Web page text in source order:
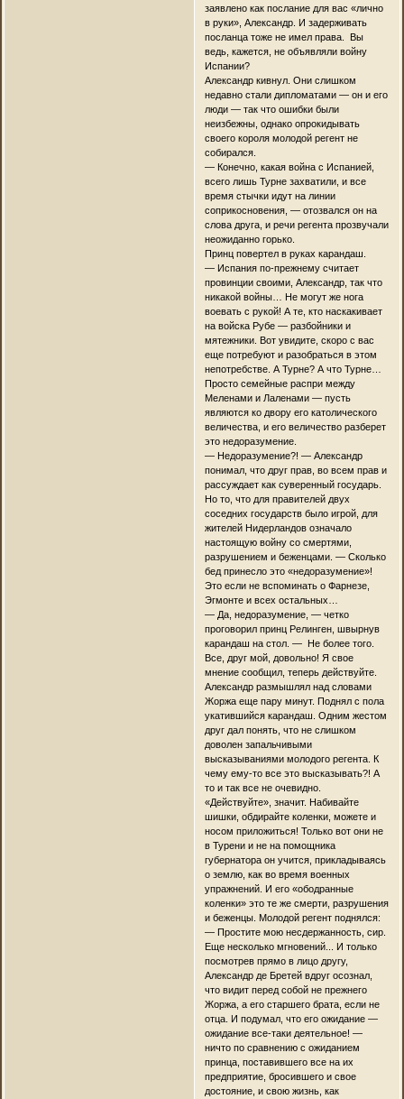
заявлено как послание для вас «лично
в руки», Александр. И задерживать
посланца тоже не имел права. Вы
ведь, кажется, не объявляли войну
Испании?
Александр кивнул. Они слишком
недавно стали дипломатами — он и его
люди — так что ошибки были
неизбежны, однако опрокидывать
своего короля молодой регент не
собирался.
— Конечно, какая война с Испанией,
всего лишь Турне захватили, и все
время стычки идут на линии
соприкосновения, — отозвался он на
слова друга, и речи регента прозвучали
неожиданно горько.
Принц повертел в руках карандаш.
— Испания по-прежнему считает
провинции своими, Александр, так что
никакой войны… Не могут же нога
воевать с рукой! А те, кто наскакивает
на войска Рубе — разбойники и
мятежники. Вот увидите, скоро с вас
еще потребуют и разобраться в этом
непотребстве. А Турне? А что Турне…
Просто семейные распри между
Меленами и Лаленами — пусть
являются ко двору его католического
величества, и его величество разберет
это недоразумение.
— Недоразумение?! — Александр
понимал, что друг прав, во всем прав и
рассуждает как суверенный государь.
Но то, что для правителей двух
соседних государств было игрой, для
жителей Нидерландов означало
настоящую войну со смертями,
разрушением и беженцами. — Сколько
бед принесло это «недоразумение»!
Это если не вспоминать о Фарнезе,
Эгмонте и всех остальных…
— Да, недоразумение, — четко
проговорил принц Релинген, швырнув
карандаш на стол. — Не более того.
Все, друг мой, довольно! Я свое
мнение сообщил, теперь действуйте.
Александр размышлял над словами
Жоржа еще пару минут. Поднял с пола
укатившийся карандаш. Одним жестом
друг дал понять, что не слишком
доволен запальчивыми
высказываниями молодого регента. К
чему ему-то все это высказывать?! А
то и так все не очевидно.
«Действуйте», значит. Набивайте
шишки, обдирайте коленки, можете и
носом приложиться! Только вот они не
в Турени и не на помощника
губернатора он учится, прикладываясь
о землю, как во время военных
упражнений. И его «ободранные
коленки» это те же смерти, разрушения
и беженцы. Молодой регент поднялся:
— Простите мою несдержанность, сир.
Еще несколько мгновений... И только
посмотрев прямо в лицо другу,
Александр де Бретей вдруг осознал,
что видит перед собой не прежнего
Жоржа, а его старшего брата, если не
отца. И подумал, что его ожидание —
ожидание все-таки деятельное! —
ничто по сравнению с ожиданием
принца, поставившего все на их
предприятие, бросившего и свое
достояние, и свою жизнь, как